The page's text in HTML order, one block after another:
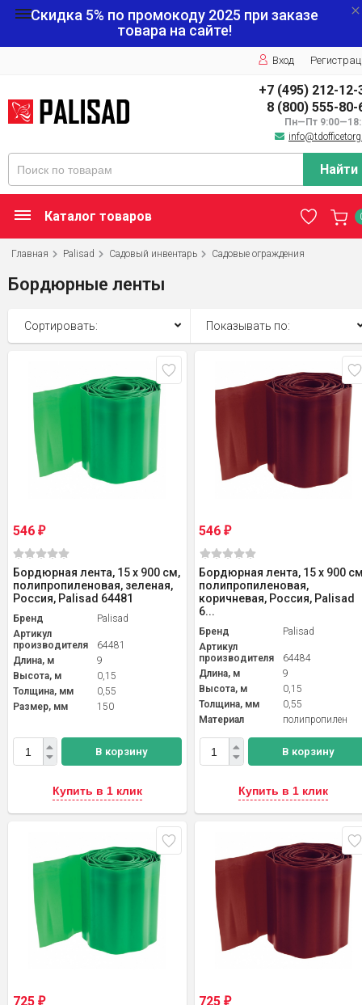
Скидка 5% по промокоду 2025 при заказе
товара на сайте!
Вход
+7 (495) 212-12-
8 (800) 555-80-
Пн—Пт
Найти
Каталог товаров
Главная Palisad Садовый инвентарь Садовые ограждения
Бордюрные ленты
Сортировать: Показывать по:
546 ₽
Бордюрная лента, 15 х 900 см,
полипропиленовая, зеленая,
Россия, Palisad 64481
Бренд
Palisad
Артикул
производителя
64481
Длина, м
9
Высота, м
0,15
Толщина, мм
0,55
Размер, мм
150
В корзину
Купить в 1 клик
546₽
Бордюрная лента, 15 х 900
полипропиленовая,
коричневая, Россия, Palisad
6...
Бренд
Palisad
Артикул
производителя
64484
Длина, м
9
Высота, м
0,15
Толщина, мм
0,55
Материал
полипропилен
В корзину
Купить в 1 клик
725 ₽ 725₽